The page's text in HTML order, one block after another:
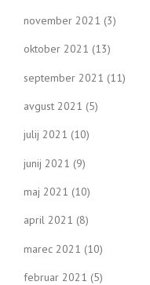
november 2021 (3)
oktober 2021 (13)
september 2021 (11)
avgust 2021 (5)
julij 2021 (10)
junij 2021 (9)
maj 2021 (10)
april 2021 (8)
marec 2021 (10)
februar 2021 (5)